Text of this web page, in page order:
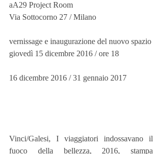
aA29 Project Room
Via Sottocorno 27 / Milano
vernissage e inaugurazione del nuovo spazio
giovedì 15 dicembre 2016 / ore 18
16 dicembre 2016 / 31 gennaio 2017
Vinci/Galesi, I viaggiatori indossavano il
fuoco della bellezza, 2016, stampa